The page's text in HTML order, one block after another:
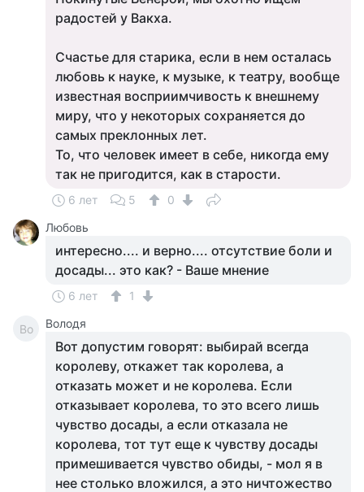
радостей у Вакха.
Счастье для старика, если в нем осталась
любовь к науке, к музыке, к театру, вообще
известная восприимчивость к внешнему
миру, что у некоторых сохраняется до
самых преклонных лет.
То, что человек имеет в себе, никогда ему
так не пригодится, как в старости.
6 лет 5
0
Любовь
интересно.... и верно.... отсутствие боли и
досады... это как? - Ваше мнение
6 лет 1
Во Володя
Вот допустим говорят: выбирай всегда
королеву, откажет так королева, а
отказать может и не королева. Если
отказывает королева, то это всего лишь
чувство досады, а если отказала не
королева, тот тут еще к чувству досады
примешивается чувство обиды, - мол я в
нее столько вложился, а это ничтожество